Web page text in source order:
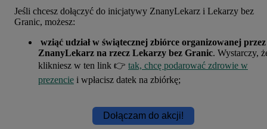
Jeśli chcesz dołączyć do inicjatywy ZnanyLekarz i Lekarzy bez
Granic, możesz:
wziąć udział w świątecznej zbiórce organizowanej przez
ZnanyLekarz na rzecz Lekarzy bez Granic. Wystarczy,
klikniesz w ten link 👉 tak, chcę podarować zdrowie w
prezencie i wpłacisz datek na zbiórkę;
Dołączam do akcji!